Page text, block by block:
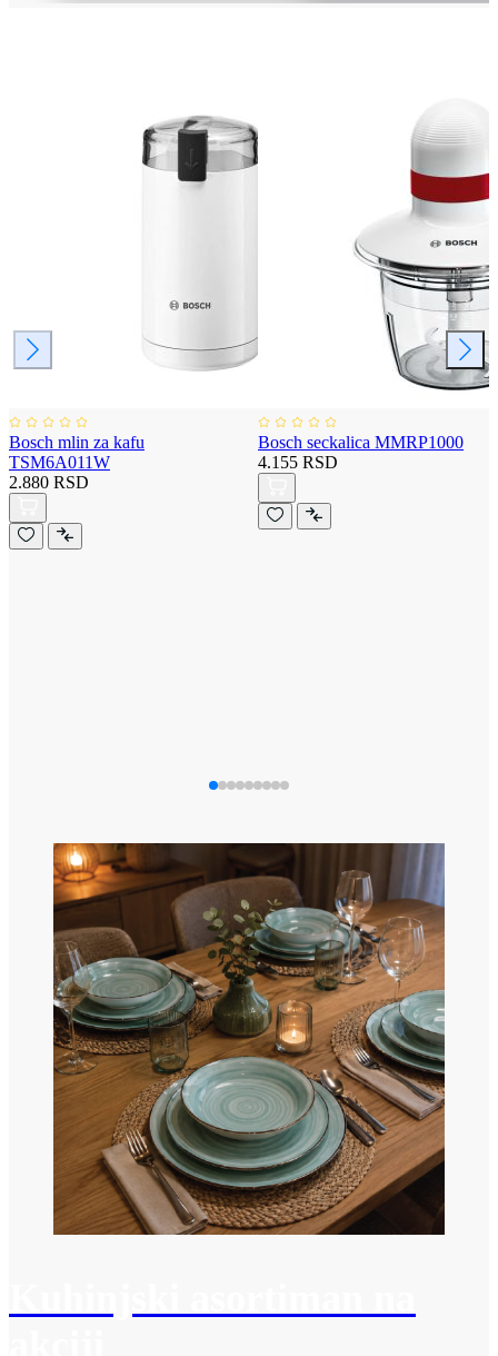
Bosch mlin za kafu
TSM6A011W
2.880 RSD
Bosch seckalica MMRP1000
4.155 RSD